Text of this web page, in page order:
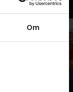
Om